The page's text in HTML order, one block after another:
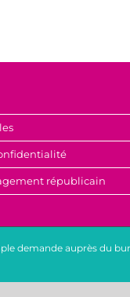
républicain
demande auprès du